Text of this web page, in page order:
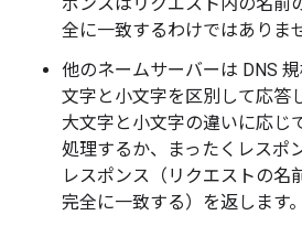
全に一致するわけではありま
他のネームサーバーは DNS
文字と小文字を区別して応答
大文字と小文字の違いに応じ
処理するか、まったくレスポ
レスポンス（リクエストの名
完全に一致する）を返します。